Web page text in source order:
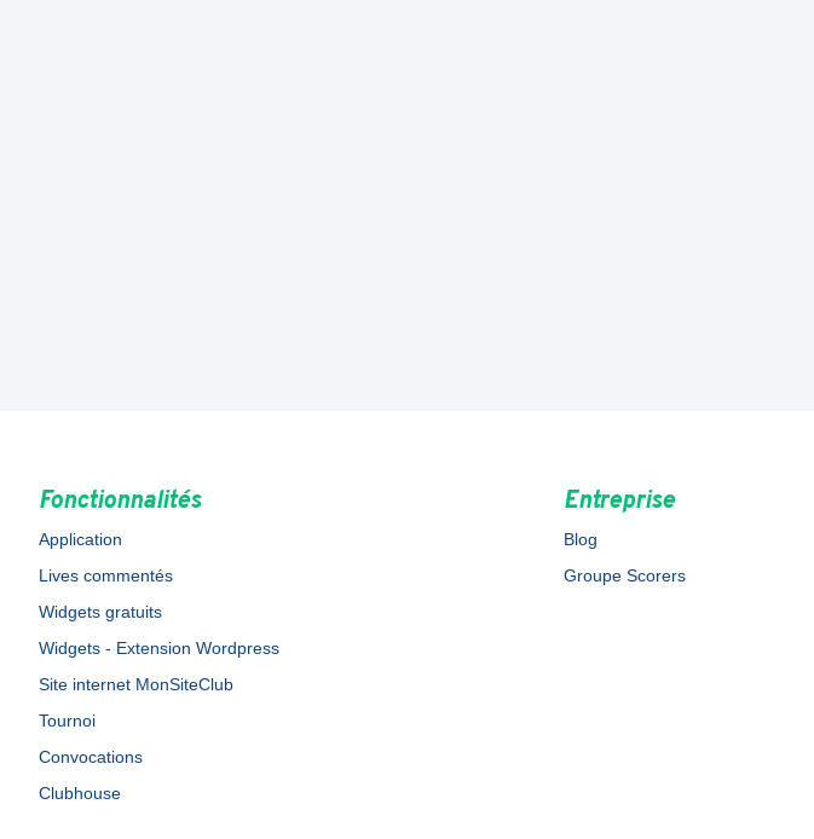
Fonctionnalités
Application
Lives commentés
Widgets gratuits
Widgets - Extension Wordpress
Site internet MonSiteClub
Tournoi
Convocations
Clubhouse
Entreprise
Blog
Groupe Scorers